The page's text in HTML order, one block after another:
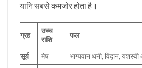
यानि सबसे कमजोर होता है।
ग्रह
उच्च
राशि
फल
सूर्य मेष
भाग्यवान धनी, विद्वान,